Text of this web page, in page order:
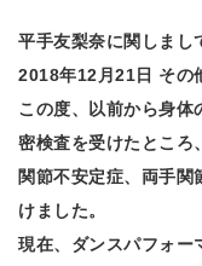
平手友梨奈に関しまし
2018年12月21日 その
この度、以前から身体
密検査を受けたところ
関節不安定症、両手
けました。
現在、ダンスパフォー